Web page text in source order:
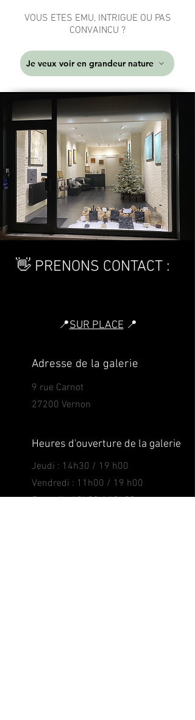
VOUS ETES EMU, INTRIGUE OU PAS
CONVAINCU ?
Je veux voir en grandeur nature
👋 PRENONS CONTACT :
📍SUR PLACE 📍
Adresse de la galerie
9 rue Carnot
27200 Vernon
Heures d'ouverture de la galerie
Jeudi : 14h30 / 19 h00
Vendredi : 11h00 / 19 h00
Samedi : 10h00 / 19h00